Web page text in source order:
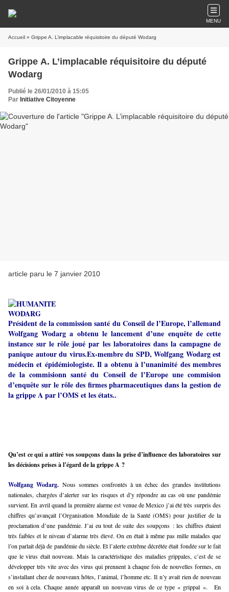
MENU
Accueil » Grippe A. L’implacable réquisitoire du député Wodarg
Grippe A. L’implacable réquisitoire du député
Wodarg
Publié le 26/01/2010 à 15:05
Par Initiative Citoyenne
article paru le 7 janvier 2010
Président de la commission santé du Conseil de l’Europe, l’allemand
Wolfgang Wodarg a obtenu le lancement d’une enquête de cette
instance sur le rôle joué par les laboratoires dans la campagne de
panique autour du virus.Ex-membre du SPD, Wolfgang Wodarg est
médecin et épidémiologiste. Il a obtenu à l’unanimité des membres
de la commisionn santé du Conseil de l’Europe une commision
d’enquête sur le rôle des firmes pharmaceutiques dans la gestion de
la grippe A par l’OMS et les états..
Qu’est ce qui a attiré vos soupçons dans la prise d’influence des laboratoires sur
les décisions prises à l’égard de la grippe A ?
Wolfgang Wodarg. Nous sommes confrontés à un échec des grandes institutions
nationales, chargées d’alerter sur les risques et d’y répondre au cas où une pandémie
survient. En avril quand la première alarme est venue de Mexico j’ai été très surpris des
chiffres qu’avançait l’Organisation Mondiale de la Santé (OMS) pour justifier de la
proclamation d’une pandémie. J’ai eu tout de suite des soupçons : les chiffres étaient
très faibles et le niveau d’alarme très élevé. On en était à même pas mille malades que
l’on parlait déjà de pandémie du siècle. Et l’alerte extrême décrétée était fondée sur le fait
que le virus était nouveau. Mais la caractéristique des maladies grippales, c’est de se
développer très vite avec des virus qui prennent à chaque fois de nouvelles formes, en
s’installant chez de nouveaux hôtes, l’animal, l’homme etc. Il n’y avait rien de nouveau
en soi à cela. Chaque année apparaît un nouveau virus de ce type « grippal ».
En